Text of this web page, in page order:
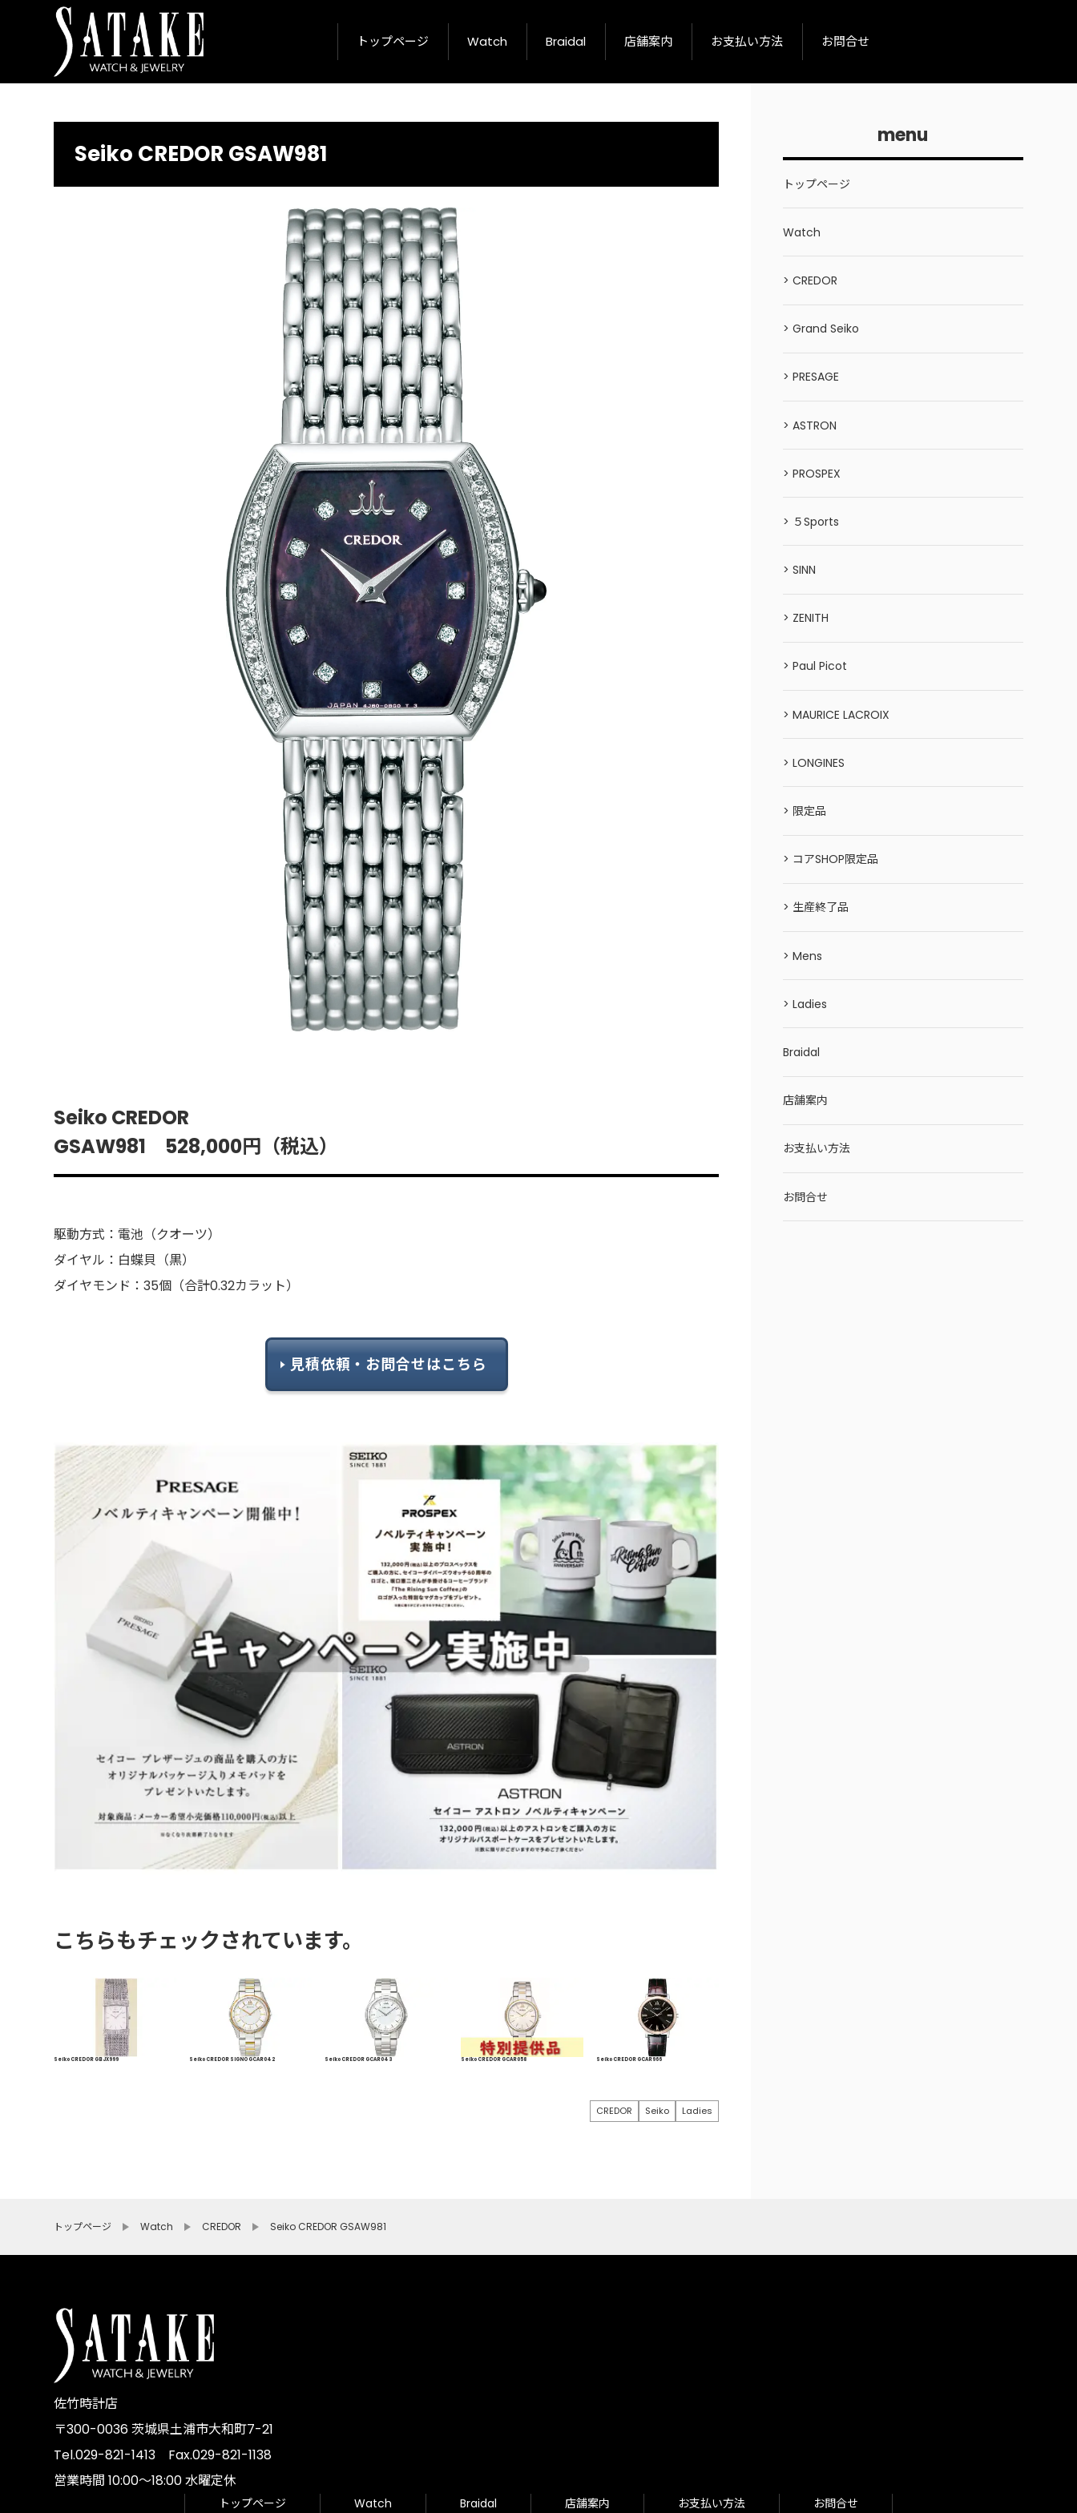
トップページ Watch Braidal 店舗案内 お支払い方法 お問合せ
Seiko CREDOR GSAW981
Seiko CREDOR
GSAW981 528,000円（税込）
駆動方式：電池（クオーツ）
ダイヤル：白蝶貝（黒）
ダイヤモンド：35個（合計0.32カラット）
見積依頼・お問合せはこちら
こちらもチェックされています。
Seiko CREDOR GBJX999 Seiko CREDOR SIGNO GCAR042 Seiko CREDOR GCAR043 Seiko CREDOR GCAR058 Seiko CREDOR GCAR966
CREDOR Seiko Ladies
menu
トップページ
Watch
> CREDOR
> Grand Seiko
> PRESAGE
> ASTRON
> PROSPEX
> ５Sports
> SINN
> ZENITH
> Paul Picot
> MAURICE LACROIX
> LONGINES
> 限定品
> コアSHOP限定品
> 生産終了品
> Mens
> Ladies
Braidal
店舗案内
お支払い方法
お問合せ
トップページ Watch CREDOR Seiko CREDOR GSAW981
佐竹時計店
〒300-0036 茨城県土浦市大和町7-21
Tel.029-821-1413 Fax.029-821-1138
営業時間 10:00～18:00 水曜定休
トップページ Watch Braidal 店舗案内 お支払い方法 お問合せ